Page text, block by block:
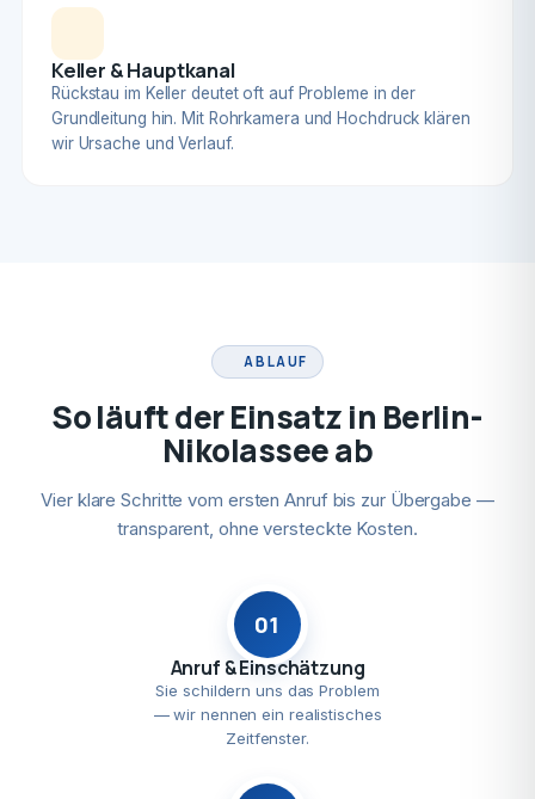
Keller & Hauptkanal
Rückstau im Keller deutet oft auf Probleme in der
Grundleitung hin. Mit Rohrkamera und Hochdruck klären
wir Ursache und Verlauf.
ABLAUF
So läuft der Einsatz in Berlin-
Nikolassee ab
Vier klare Schritte vom ersten Anruf bis zur Übergabe —
transparent, ohne versteckte Kosten.
01
Anruf & Einschätzung
Sie schildern uns das Problem
— wir nennen ein realistisches
Zeitfenster.